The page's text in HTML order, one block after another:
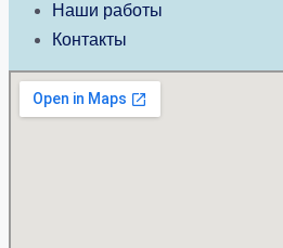
Наши работы
Контакты